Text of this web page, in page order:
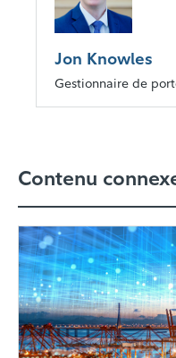
Jon Knowles
Gestionnaire de
Contenu